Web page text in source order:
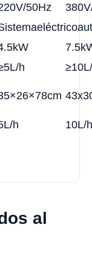
50Hz
eléctrico
h
h 10L/h
al